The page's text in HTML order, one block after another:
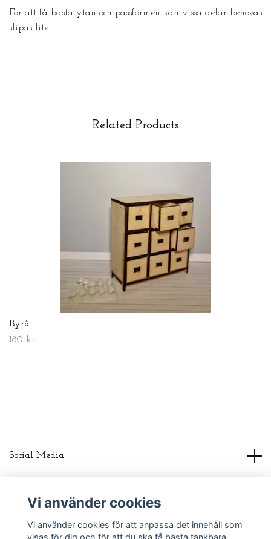
För att få bästa ytan och passformen kan vissa delar behövas
slipas lite
Byrå
180 kr
Social Media
Read more
Vi använder cookies
Vi använder cookies för att anpassa det innehåll som
visas för dig och för att du ska få bästa tänkbara